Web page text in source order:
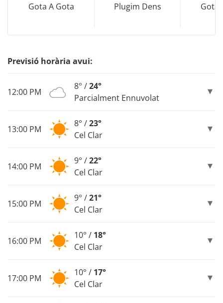
Gota A Gota Plugim Dens Gota
Previsió horària avui:
12:00 PM
8° /24°
Parcialment Ennuvolat
13:00 PM
8° /23°
Cel Clar
14:00 PM
9° /22°
Cel Clar
15:00 PM
9° /21°
Cel Clar
16:00 PM
10° / 18°
Cel Clar
17:00 PM
10° / 17°
Cel Clar